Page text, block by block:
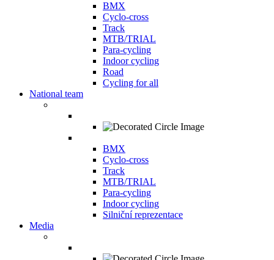
BMX
Cyclo-cross
Track
MTB/TRIAL
Para-cycling
Indoor cycling
Road
Cycling for all
National team
BMX
Cyclo-cross
Track
MTB/TRIAL
Para-cycling
Indoor cycling
Silniční reprezentace
Media